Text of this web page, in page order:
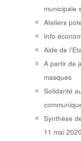
municipale
Ateliers
Info
Aide de
A partir de
masques
Solidarité
Synthèse
11 mai 2020